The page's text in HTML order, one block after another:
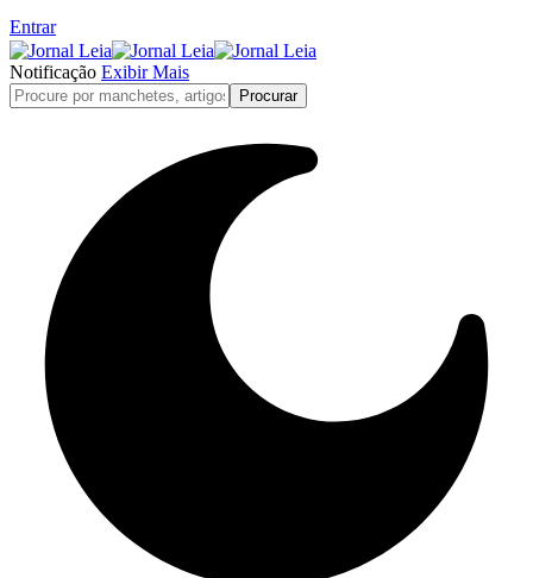
Entrar
Notificação Exibir Mais